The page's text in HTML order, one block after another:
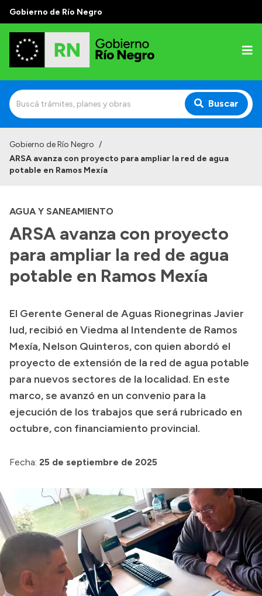
Gobierno de Río Negro
Buscar
Autoridades
Autoridades y Organismos
Discursos en la Legislatura
Casa de Gobierno
Acerca de Río Negro
Geografía
Invertí en Río Negro
Transparencia
Presupuesto
Compras y licitaciones
Consulta de pago a proveedores
Convocatorias
Intranet
Gobierno de Río Negro /
ARSA avanza con proyecto para ampliar la red de agua
potable en Ramos Mexía
AGUA Y SANEAMIENTO
ARSA avanza con proyecto
para ampliar la red de agua
potable en Ramos Mexía
El Gerente General de Aguas Rionegrinas Javier
Iud, recibió en Viedma al Intendente de Ramos
Mexía, Nelson Quinteros, con quien abordó el
proyecto de extensión de la red de agua potable
para nuevos sectores de la localidad. En este
marco, se avanzó en un convenio para la
ejecución de los trabajos que será rubricado en
octubre, con financiamiento provincial.
Fecha: 25 de septiembre de 2025